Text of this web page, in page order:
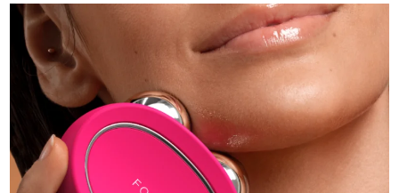
阿曼 預計送達日期8/13/26
菲律賓 預計送達日期
波蘭 預計送達日期 8/11/26
葡萄牙 預計送達日期 8/10/26
波多黎各